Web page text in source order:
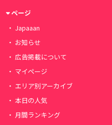
ページ
Japaaan
お知らせ
広告掲載について
マイページ
エリア別アーカイブ
本日の人気
月間ランキング